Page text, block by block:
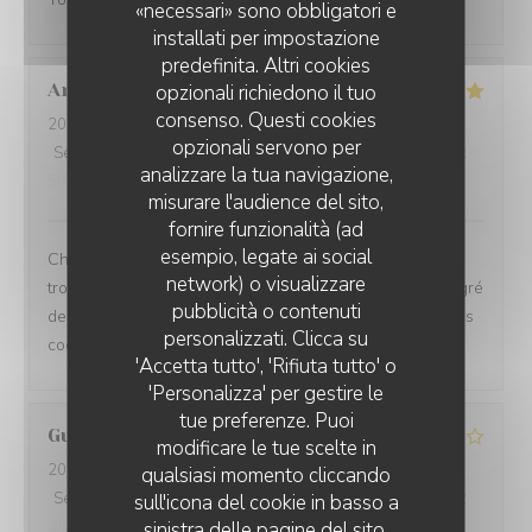
«necessari» sono obbligatori e
installati per impostazione
predefinita. Altri cookies
opzionali richiedono il tuo
consenso. Questi cookies
opzionali servono per
analizzare la tua navigazione,
misurare l'audience del sito,
fornire funzionalità (ad
esempio, legate ai social
network) o visualizzare
pubblicità o contenuti
personalizzati. Clicca su
'Accetta tutto', 'Rifiuta tutto' o
'Personalizza' per gestire le
tue preferenze. Puoi
modificare le tue scelte in
qualsiasi momento cliccando
sull'icona del cookie in basso a
Annick
2026-08-08
- 12:30 - Ospiti 4
Servizio
Atmosfera:5/5 Cucina: 5 /5 Qualità / Prezzo
Chez Coco, ambiance bord de mer à l’extérieur et
tropicale (Bahia) à l’intérieur, on adore ! On voyage au gré
des plats succulents (bravo au Chef et à l’équipe !) et les
cocktails originaux sont extras ! À recommander !
Guillaume
2026-08-05
- 21:15 - Ospiti 2
Servizio
/5 Atmosfera: 4 /5 Cucina :5 /5 Qualità / Prezzo